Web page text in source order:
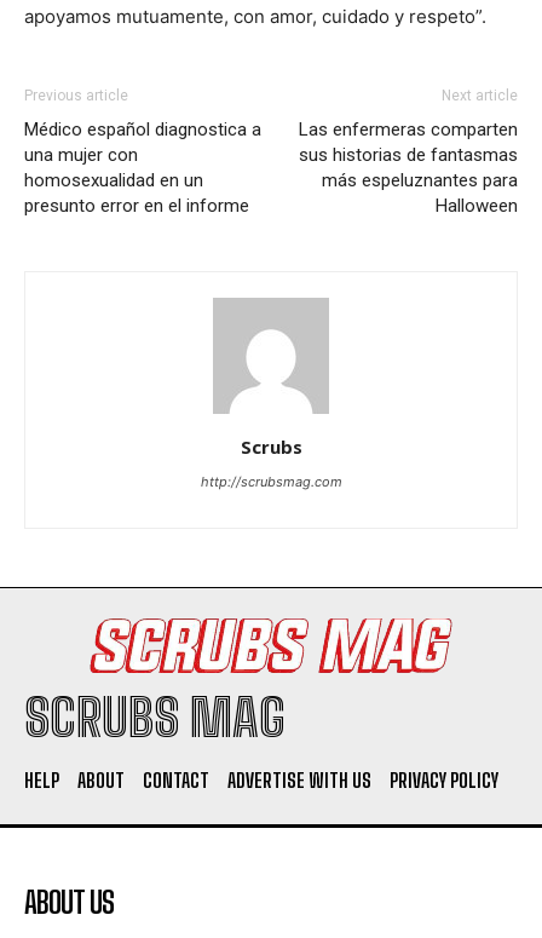
apoyamos mutuamente, con amor, cuidado y respeto”.
Previous article
Médico español diagnostica a
una mujer con
homosexualidad en un
presunto error en el informe
Next article
Las enfermeras comparten
sus historias de fantasmas
más espeluznantes para
Halloween
Scrubs
http://scrubsmag.com
SCRUBS MAG
HELP ABOUT CONTACT ADVERTISE WITH US PRIVACY POLICY
ABOUT US